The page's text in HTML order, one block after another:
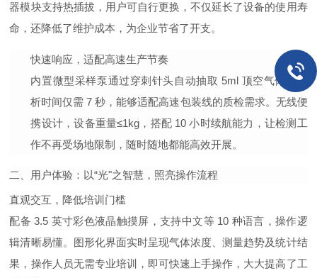
器模块支持热插拔，用户可自行更换，不仅延长了设备的使用寿
命，还降低了维护成本，为企业节省了开支。
快速响应，适配高速生产节奏
内置微型采样泵通过穿刺针头自动抽取 5ml 顶空气体，分
析时间仅需 7 秒，能够适配高速包装线的质检需求。无线便
携设计，设备重量≤1kg，搭配 10 小时续航能力，让检测工
作不再受场地限制，随时随地都能高效开展。
二、用户体验：以“光"之智慧，照亮操作流程
直观交互，降低培训门槛
配备 3.5 英寸彩色液晶触摸屏，支持中文等 10 种语言，操作逻
辑清晰易懂。图形化界面实时呈现气体浓度、测量趋势及统计结
果，操作人员无需专业培训，即可快速上手操作，大大提高了工